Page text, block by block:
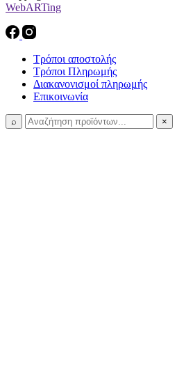
WebARTing
Τρόποι αποστολής
Τρόποι Πληρωμής
Διακανονισμοί πληρωμής
Επικοινωνία
⌕ ×